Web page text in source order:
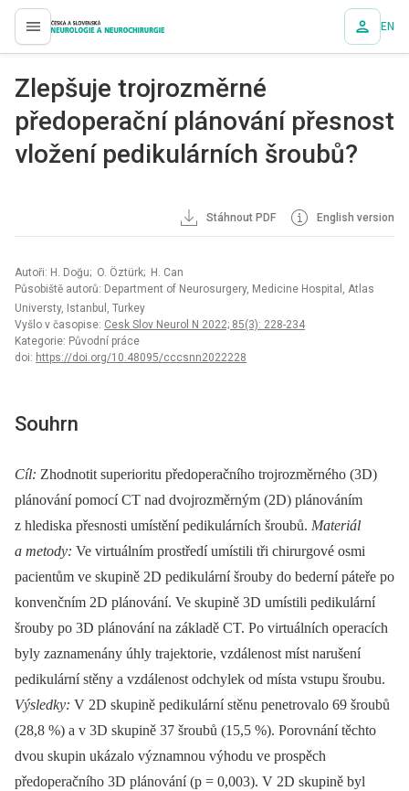
proLékaře.cz EN
Zlepšuje trojrozměrné
předoperační plánování přesnost
vložení pedikulárních šroubů?
Stáhnout PDF English version
Autoři: H. Doğu; O. Öztürk; H. Can
Působiště autorů: Department of Neurosurgery, Medicine Hospital, Atlas
Universty, Istanbul, Turkey
Vyšlo v časopise: Cesk Slov Neurol N 2022; 85(3): 228-234
Kategorie: Původní práce
doi: https://doi.org/10.48095/cccsnn2022228
Souhrn
Cíl: Zhodnotit superioritu předoperačního trojrozměrného (3D)
plánování pomocí CT nad dvojrozměrným (2D) plánováním
z hlediska přesnosti umístění pedikulárních šroubů. Materiál
a metody: Ve virtuálním prostředí umístili tři chirurgové osmi
pacientům ve skupině 2D pedikulární šrouby do bederní páteře po
konvenčním 2D plánování. Ve skupině 3D umístili pedikulární
šrouby po 3D plánování na základě CT. Po virtuálních operacích
byly zaznamenány úhly trajektorie, vzdálenost míst narušení
pedikulární stěny a vzdálenost odchylek od místa vstupu šroubu.
Výsledky: V 2D skupině pedikulární stěnu penetrovalo 69 šroubů
(28,8 %) a v 3D skupině 37 šroubů (15,5 %). Porovnání těchto
dvou skupin ukázalo významnou výhodu ve prospěch
předoperačního 3D plánování (p = 0,003). V 2D skupině byl